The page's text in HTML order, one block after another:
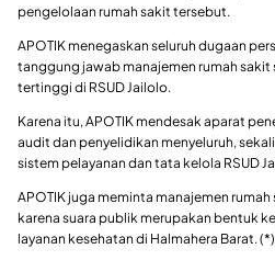
pengelolaan rumah sakit tersebut.
APOTIK menegaskan seluruh dugaan
tanggung jawab manajemen rumah
tertinggi di RSUD Jailolo.
Karena itu, APOTIK mendesak aparat
audit dan penyelidikan menyeluruh,
sistem pelayanan dan tata kelola RSUD
APOTIK juga meminta manajemen
karena suara publik merupakan bentuk
layanan kesehatan di Halmahera Barat. (*)